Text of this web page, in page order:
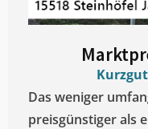
Das weniger
preisgünstiger als